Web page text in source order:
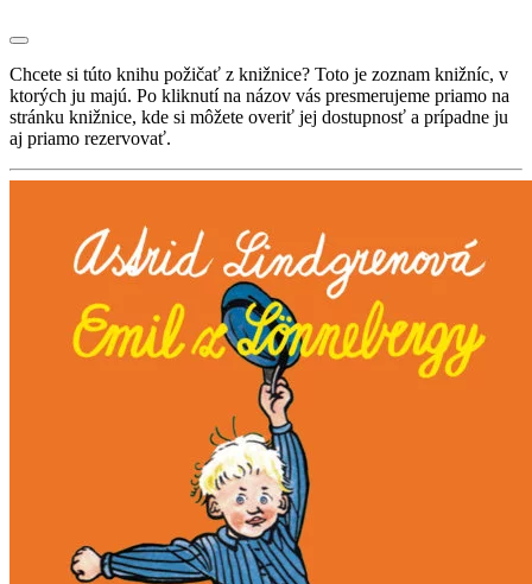
Chcete si túto knihu požičať z knižnice? Toto je zoznam knižníc, v
ktorých ju majú. Po kliknutí na názov vás presmerujeme priamo na
stránku knižnice, kde si môžete overiť jej dostupnosť a prípadne ju
aj priamo rezervovať.